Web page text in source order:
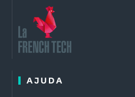
AJUDA